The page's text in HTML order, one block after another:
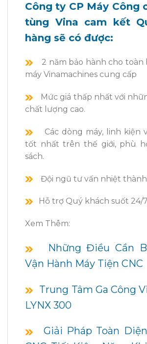
Công ty CP Máy Công
tùng Vina cam kết
hàng sẽ có được:
2 năm bảo hành cho toàn
máy Vinamachines cung cấp
Mức giá thấp nhất với
chất lượng cao.
Các dòng máy, linh kiện
tốt nhất trên thế giới, phù
sách.
Đội ngũ tư vấn nhiệt
Hỗ trợ Quý khách suốt 24/7
Xem Thêm:
Những Điều Cần
Vận Hành Máy Tiện CNC
Trung Tâm Ga Công
LYNX 300
Giải Pháp Toàn